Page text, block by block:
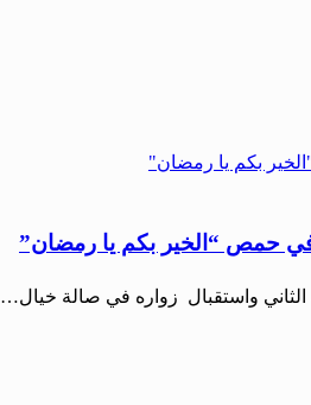
واستقبال زواره في صالة خيال…